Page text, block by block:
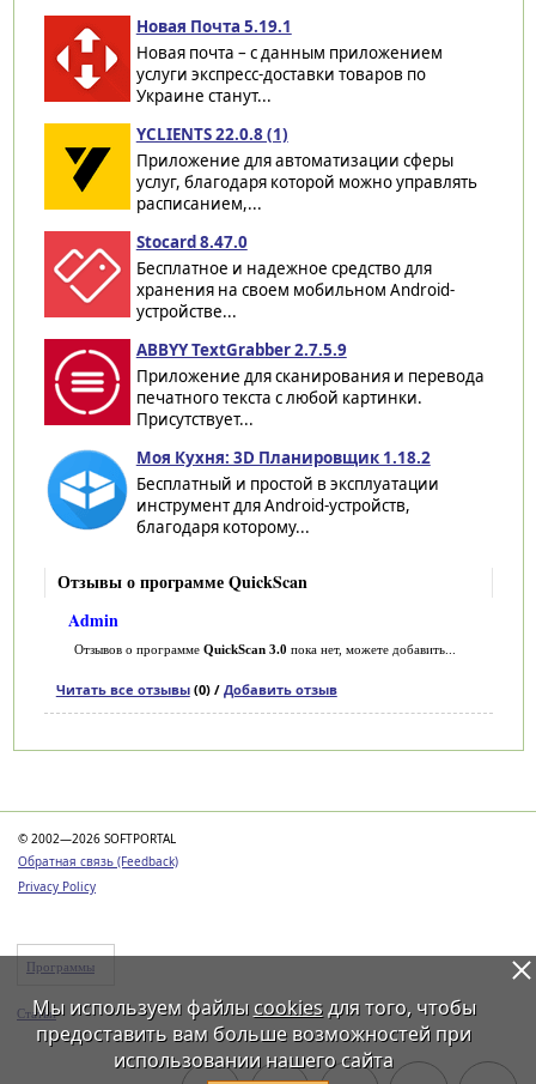
Новая Почта 5.19.1
Новая почта – с данным приложением
услуги экспресс-доставки товаров по
Украине станут...
YCLIENTS 22.0.8 (1)
Приложение для автоматизации сферы
услуг, благодаря которой можно управлять
расписанием,...
Stocard 8.47.0
Бесплатное и надежное средство для
хранения на своем мобильном Android-
устройстве...
ABBYY TextGrabber 2.7.5.9
Приложение для сканирования и перевода
печатного текста с любой картинки.
Присутствует...
Моя Кухня: 3D Планировщик 1.18.2
Бесплатный и простой в эксплуатации
инструмент для Android-устройств,
благодаря которому...
Отзывы о программе QuickScan
Admin
Отзывов о программе QuickScan 3.0 пока нет, можете добавить...
Читать все отзывы(0) / Добавить отзыв
© 2002—2026 SOFTPORTAL
Обратная связь (Feedback)
Privacy Policy
Программы
Статьи
Мы используем файлы cookiesдля того, чтобы
предоставить вам больше возможностей при
использовании нашего сайта